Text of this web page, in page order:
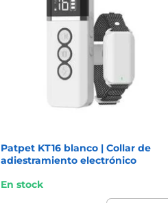
Patpet KT16 blanco | Collar de
adiestramiento electrónico
En stock